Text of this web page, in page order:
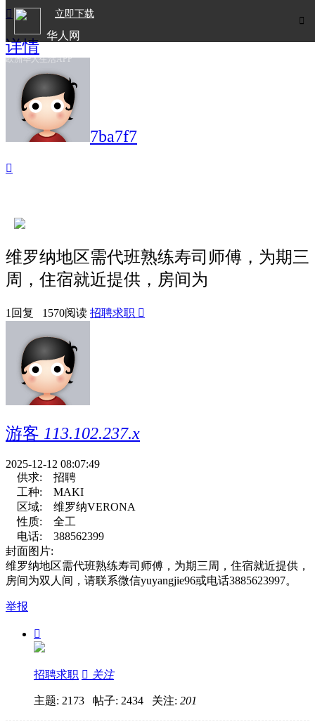

立即下载
华人网
欧洲华人生活APP

详情
7ba7f7

维罗纳地区需代班熟练寿司师傅，为期三
周，住宿就近提供，房间为
1回复 1570阅读 招聘求职 
游客 113.102.237.x
2025-12-12 08:07:49
供求:
招聘
工种:
MAKI
区域:
维罗纳VERONA
性质:
全工
电话:
388562399
封面图片:
维罗纳地区需代班熟练寿司师傅，为期三周，住宿就近提供，
房间为双人间，请联系微信yuyangjie96或电话3885623997。
举报

招聘求职  关注
主题: 2173 帖子: 2434 关注: 201